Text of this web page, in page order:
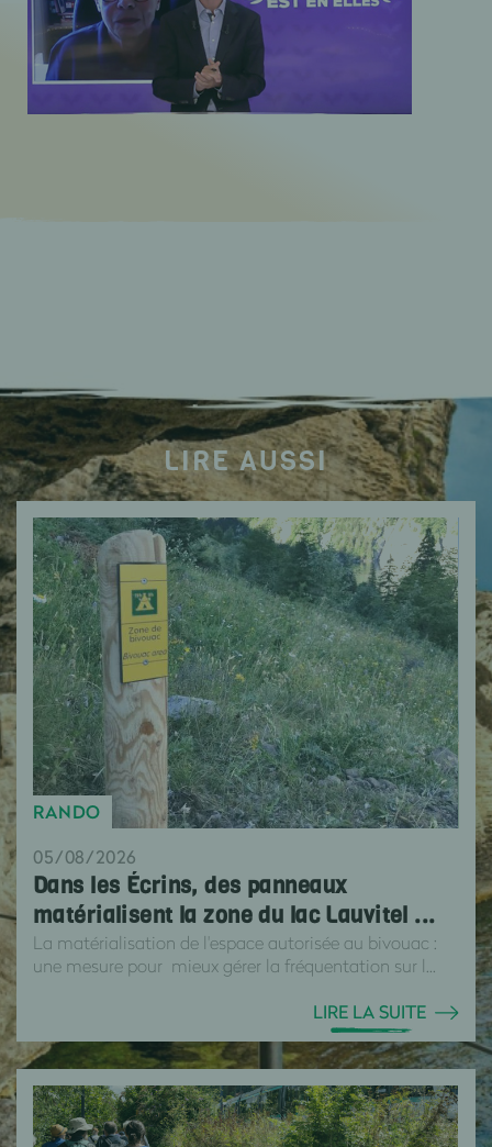
LIRE AUSSI
RANDO
05/08/2026
Dans les Écrins, des panneaux
matérialisent la zone du lac Lauvitel ...
La matérialisation de l'espace autorisée au bivouac :
une mesure pour mieux gérer la fréquentation sur l...
LIRE LA SUITE